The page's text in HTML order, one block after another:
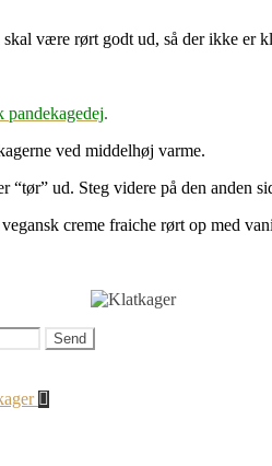
skal være rørt godt ud, så der ikke er
pandekagedej.
ved middelhøj varme.
“tør” ud. Steg videre på den anden
creme fraiche rørt op med